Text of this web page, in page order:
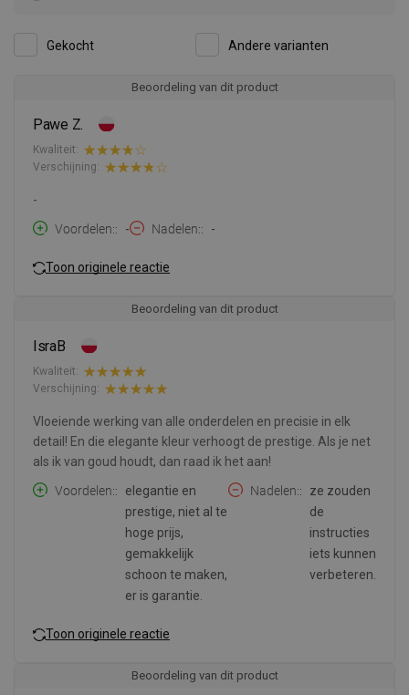
Gekocht Andere varianten
Beoordeling van dit product
Pawe Z.
Kwaliteit:
Verschijning:
-
Voordelen:
- Nadelen: -
Toon originele reactie
Beoordeling van dit product
IsraB
Kwaliteit:
Verschijning:
Vloeiende werking van alle onderdelen en precisie in elk
detail! En die elegante kleur verhoogt de prestige. Als je net
als ik van goud houdt, dan raad ik het aan!
Voordelen:
elegantie en
prestige, niet al te
hoge prijs,
gemakkelijk
schoon te maken,
er is garantie.
Nadelen:
ze zouden
de
instructies
iets kunnen
verbeteren.
Toon originele reactie
Beoordeling van dit product